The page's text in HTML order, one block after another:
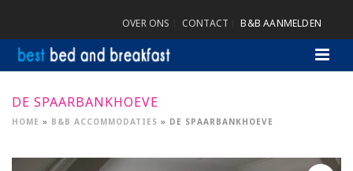
OVER ONS CONTACT B&B AANMELDEN
DE SPAARBANKHOEVE
HOME » B&B ACCOMMODATIES » DE SPAARBANKHOEVE